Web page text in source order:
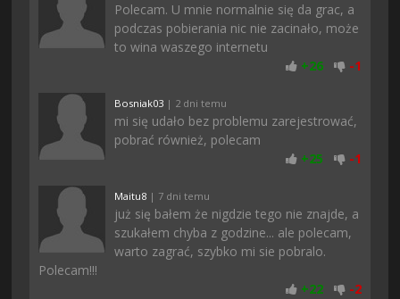
Polecam. U mnie normalnie się da grac, a
podczas pobierania nic nie zacinało, może
to wina waszego internetu
+26 -1
Bosniak03 | 2 dni temu
mi się udało bez problemu zarejestrować,
pobrać również, polecam
+25 -1
Maitu8 | 7 dni temu
już się bałem że nigdzie tego nie znajde, a
szukałem chyba z godzine... ale polecam,
warto zagrać, szybko mi sie pobralo.
Polecam!!!
+22 -2